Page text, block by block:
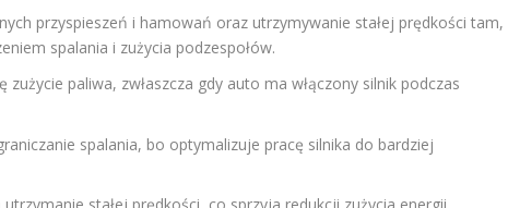
przyspieszeń i hamowań oraz utrzymywanie stałej prędkości tam,
spalania i zużycia podzespołów.
zużycie paliwa, zwłaszcza gdy auto ma włączony silnik podczas
spalania, bo optymalizuje pracę silnika do bardziej